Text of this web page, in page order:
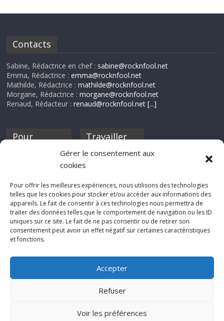
Gérer le consentement aux
cookies
Pour offrir les meilleures expériences, nous utilisons des technologies
telles que les cookies pour stocker et/ou accéder aux informations des
appareils. Le fait de consentir à ces technologies nous permettra de
traiter des données telles que le comportement de navigation ou les ID
uniques sur ce site. Le fait de ne pas consentir ou de retirer son
consentement peut avoir un effet négatif sur certaines caractéristiques
et fonctions.
Accepter
Refuser
Voir les préférences
Contacts
Sabine, Rédactrice en chef : sabine@rocknfool.net
Emma, Rédactrice :emma@rocknfool.net
Mathilde, Rédactrice :mathilde@rocknfool.net
Morgane, Rédactrice :morgane@rocknfool.net
Renaud, Rédacteur :renaud@rocknfool.net [...]
Pour
discothèque
Travailler
Si tu souhaites
Rocknfool, n'hésite
pas à nous envoyer
tes chroniques de
concerts, de films,
séries ou des billets
d'humeur :
net